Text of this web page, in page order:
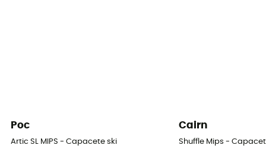
Poc
Artic SL MIPS - Capacete ski
Cairn
Shuffle Mips -